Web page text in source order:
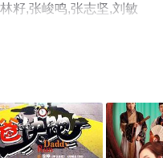
籽,张峻鸣,张志坚,刘敏
,金珈,张岩,麻骏,崔绍涵,
,姚兵,等演员精彩演绎的
上天堂电影网，更多剧
猫或剧情网等平台了